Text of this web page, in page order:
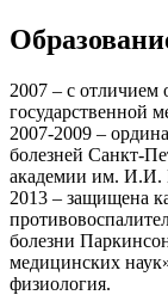
2007 – с отличием
государственной
2007-2009 –
болезней Санкт-
академии им. И.И.
2013 – защищена
болезни
медицинских
физиология.